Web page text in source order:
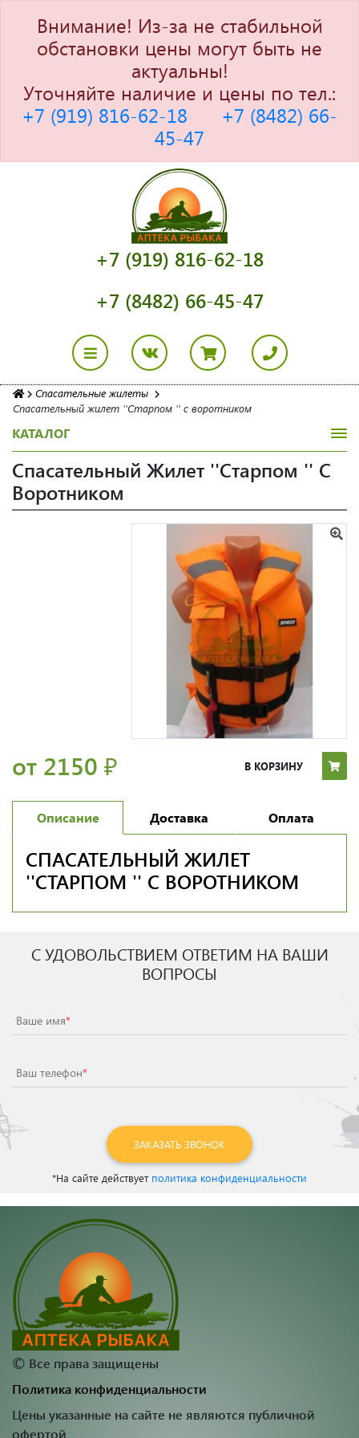
Внимание! Из-за не стабильной
обстановки цены могут быть не
актуальны!
Уточняйте наличие и цены по тел.:
+7 (919) 816-62-18
+7 (8482) 66-
45-47
+7 (919) 816-62-18
+7 (8482) 66-45-47
Спасательные жилеты
Спасательный жилет ''Старпом '' с воротником
КАТАЛОГ
Спасательный Жилет ''Старпом '' С
Воротником
от 2150 ₽ В КОРЗИНУ
Описание Доставка Оплата
СПАСАТЕЛЬНЫЙ ЖИЛЕТ
''СТАРПОМ '' С ВОРОТНИКОМ
С УДОВОЛЬСТВИЕМ ОТВЕТИМ НА ВАШИ
ВОПРОСЫ
Ваше имя*
Ваш телефон*
ЗАКАЗАТЬ ЗВОНОК
*На сайте действует политика конфиденциальности
© Все права защищены
Политика конфиденциальности
Цены указанные на сайте не являются публичной
офертой